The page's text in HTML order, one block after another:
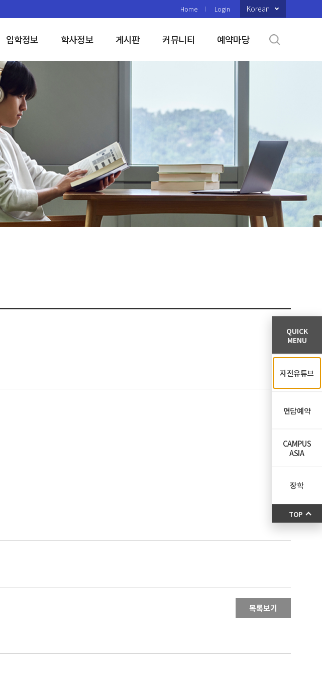
Home Login Korean
입학정보 학사정보 게시판 커뮤니티 예약마당
목록보기
QUICK
MENU
자전유튜브
면담예약
CAMPUS
ASIA
장학
TOP